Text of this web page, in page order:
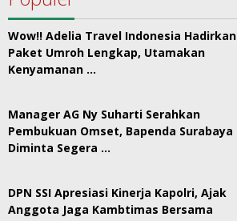
Wow!! Adelia Travel Indonesia Hadirkan
Paket Umroh Lengkap, Utamakan
Kenyamanan …
Manager AG Ny Suharti Serahkan
Pembukuan Omset, Bapenda Surabaya
Diminta Segera …
DPN SSI Apresiasi Kinerja Kapolri, Ajak
Anggota Jaga Kambtimas Bersama